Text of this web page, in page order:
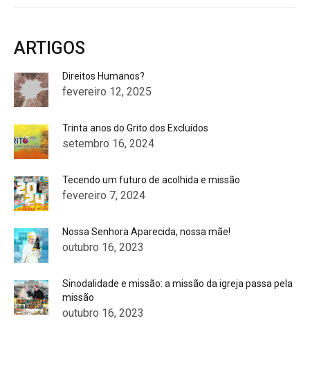
ARTIGOS
Direitos Humanos?
fevereiro 12, 2025
Trinta anos do Grito dos Excluídos
setembro 16, 2024
Tecendo um futuro de acolhida e missão
fevereiro 7, 2024
Nossa Senhora Aparecida, nossa mãe!
outubro 16, 2023
Sinodalidade e missão: a missão da igreja passa pela
missão
outubro 16, 2023